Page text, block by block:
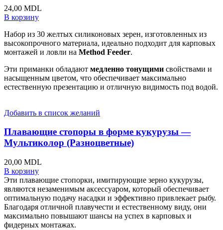
24,00 MDL
В корзину
Набор из 30 желтых силиконовых зерен, изготовленных из
высокопрочного материала, идеально подходит для карповых
монтажей и ловли на Method Feeder.
Эти приманки обладают медленно тонущими свойствами и
насыщенным цветом, что обеспечивает максимально
естественную презентацию и отличную видимость под водой.
Добавить в список желаний
Плавающие стопоры в форме кукурузы —
Мультиколор (Разноцветные)
20,00 MDL
В корзину
Эти плавающие стопорки, имитирующие зерно кукурузы,
являются незаменимым аксессуаром, который обеспечивает
оптимальную подачу насадки и эффективно привлекает рыбу.
Благодаря отличной плавучести и естественному виду, они
максимально повышают шансы на успех в карповых и
фидерных монтажах.